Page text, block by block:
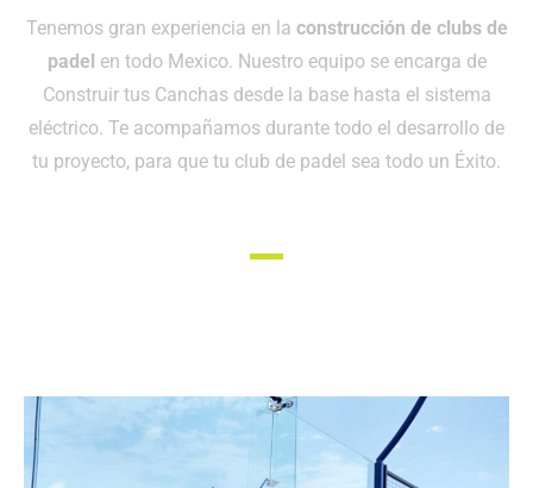
Tenemos gran experiencia en la construcción de clubs de
padel en todo Mexico. Nuestro equipo se encarga de
Construir tus Canchas desde la base hasta el sistema
eléctrico. Te acompañamos durante todo el desarrollo de
tu proyecto, para que tu club de padel sea todo un Éxito.